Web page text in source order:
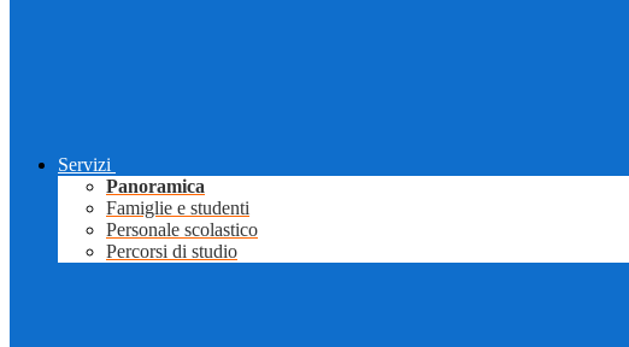
Servizi
Panoramica
Famiglie e studenti
Personale scolastico
Percorsi di studio